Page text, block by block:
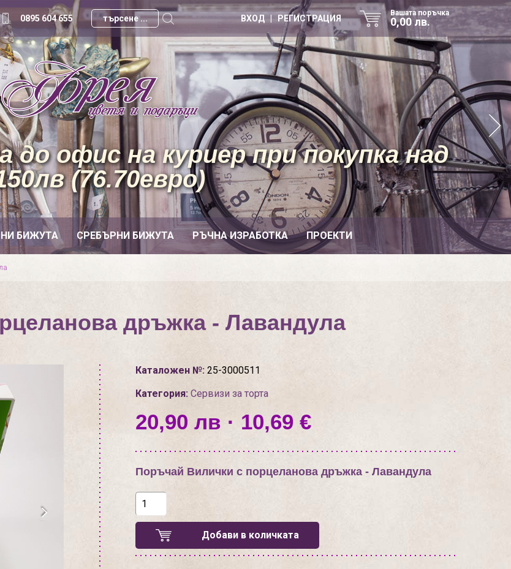
0895 604 655
Вашата поръчка
0,00 лв.
ВХОД | РЕГИСТРАЦИЯ
БИЖУТА СРЕБЪРНИ БИЖУТА РЪЧНА ИЗРАБОТКА ПРОЕКТИ
до офис на куриер при покупка над
(76.70евро)
дръжка - Лавандула
Каталожен №:25-3000511
Категория: Сервизи за торта
20,90 лв · 10,69 €
Поръчай Вилички с порцеланова дръжка - Лавандула
Добави в количката